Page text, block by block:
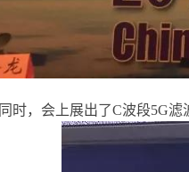
同时，会上展出了C波段5G